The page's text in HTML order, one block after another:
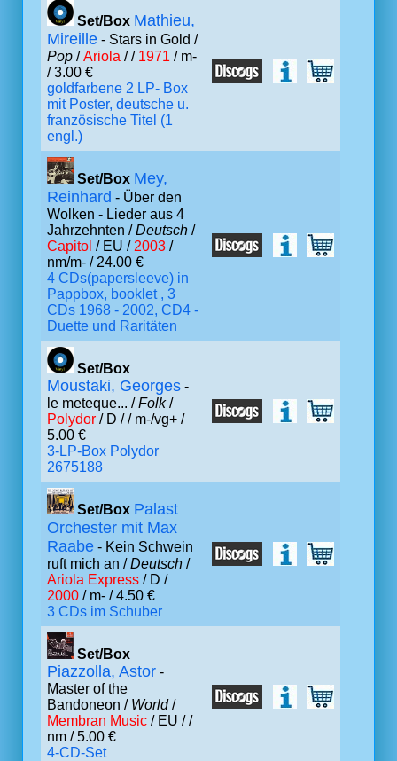
Set/Box Mathieu,
Mireille - Stars in Gold /
Pop /Ariola / / 1971 / m-
/ 3.00 €
goldfarbene 2 LP- Box
mit Poster, deutsche u.
französische Titel (1
engl.)
Set/Box Mey,
Reinhard - Über den
Wolken - Lieder aus 4
Jahrzehnten /Deutsch /
Capitol / EU / 2003 /
nm/m- / 24.00 €
4 CDs(papersleeve) in
Pappbox, booklet , 3
CDs 1968 - 2002, CD4 -
Duette und Raritäten
Set/Box
Moustaki, Georges -
le meteque... /Folk/
Polydor / D // m-/vg+ /
5.00 €
3-LP-Box Polydor
2675188
Set/Box Palast
Orchester mit Max
Raabe - Kein Schwein
ruft mich an /Deutsch /
Ariola Express / D /
2000 / m- / 4.50 €
3 CDs im Schuber
Set/Box
Piazzolla, Astor -
Master of the
Bandoneon / World/
Membran Music / EU //
nm / 5.00 €
4-CD-Set